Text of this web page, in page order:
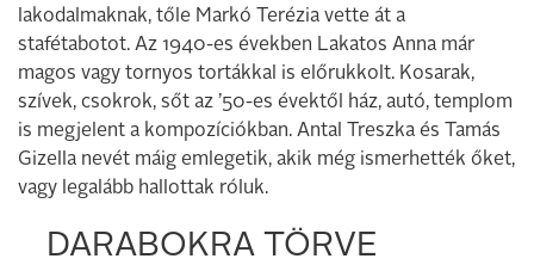
lakodalmaknak, tőle Markó Terézia vette át a
stafétabotot. Az 1940-es években Lakatos Anna már
magos vagy tornyos tortákkal is előrukkolt. Kosarak,
szívek, csokrok, sőt az ’50-es évektől ház, autó, templom
is megjelent a kompozíciókban. Antal Treszka és Tamás
Gizella nevét máig emlegetik, akik még ismerhették őket,
vagy legalább hallottak róluk.
DARABOKRA TÖRVE